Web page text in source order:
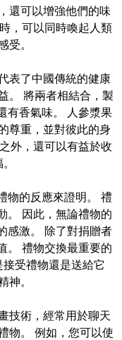
還可以增強他們的味
，可以同時喚起人類
受。
表了中國傳統的健康
。 將兩者相結合，製
有香氣味。 人參漿果
尊重，並對彼此的身
外，還可以有益於收
物的反應來證明。 禮
。 因此，無論禮物的
感激。 除了對捐贈者
。 禮物交換最重要的
受禮物還是送給它
神。
技術，經常用於聊天
物。 例如，您可以使